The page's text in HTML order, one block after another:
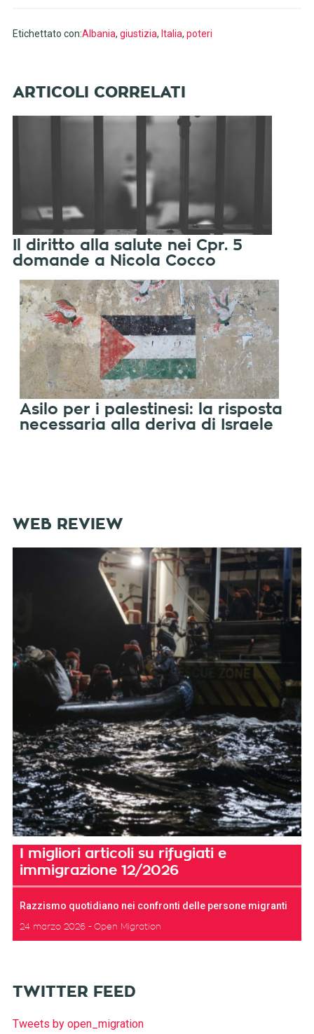
Etichettato con:Albania, giustizia, Italia, poteri
Il diritto alla salute nei Cpr. 5
domande a Nicola Cocco
Asilo per i palestinesi: la risposta
necessaria alla deriva di Israele
WEB REVIEW
I migliori articoli su rifugiati e
immigrazione 12/2026
Razzismo quotidiano nei confronti delle persone migranti
24 marzo 2026 Open Migration
TWITTER FEED
Tweets by open_migration